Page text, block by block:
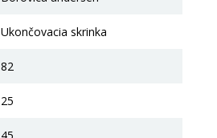
Ukončovacia skrinka
82
25